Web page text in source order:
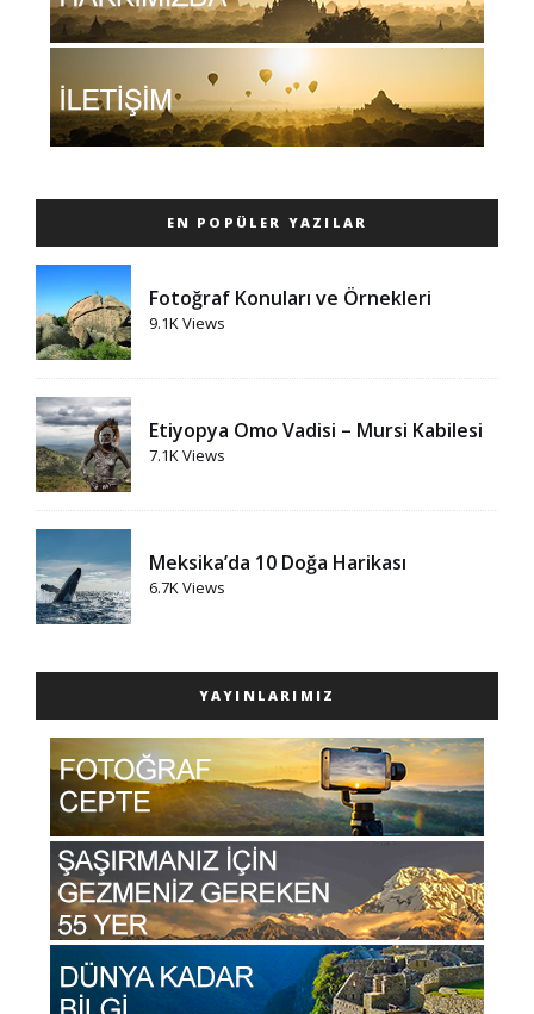
EN POPÜLER YAZILAR
Fotoğraf Konuları ve Örnekleri
9.1K Views
Etiyopya Omo Vadisi – Mursi Kabilesi
7.1K Views
Meksika’da 10 Doğa Harikası
6.7K Views
YAYINLARIMIZ